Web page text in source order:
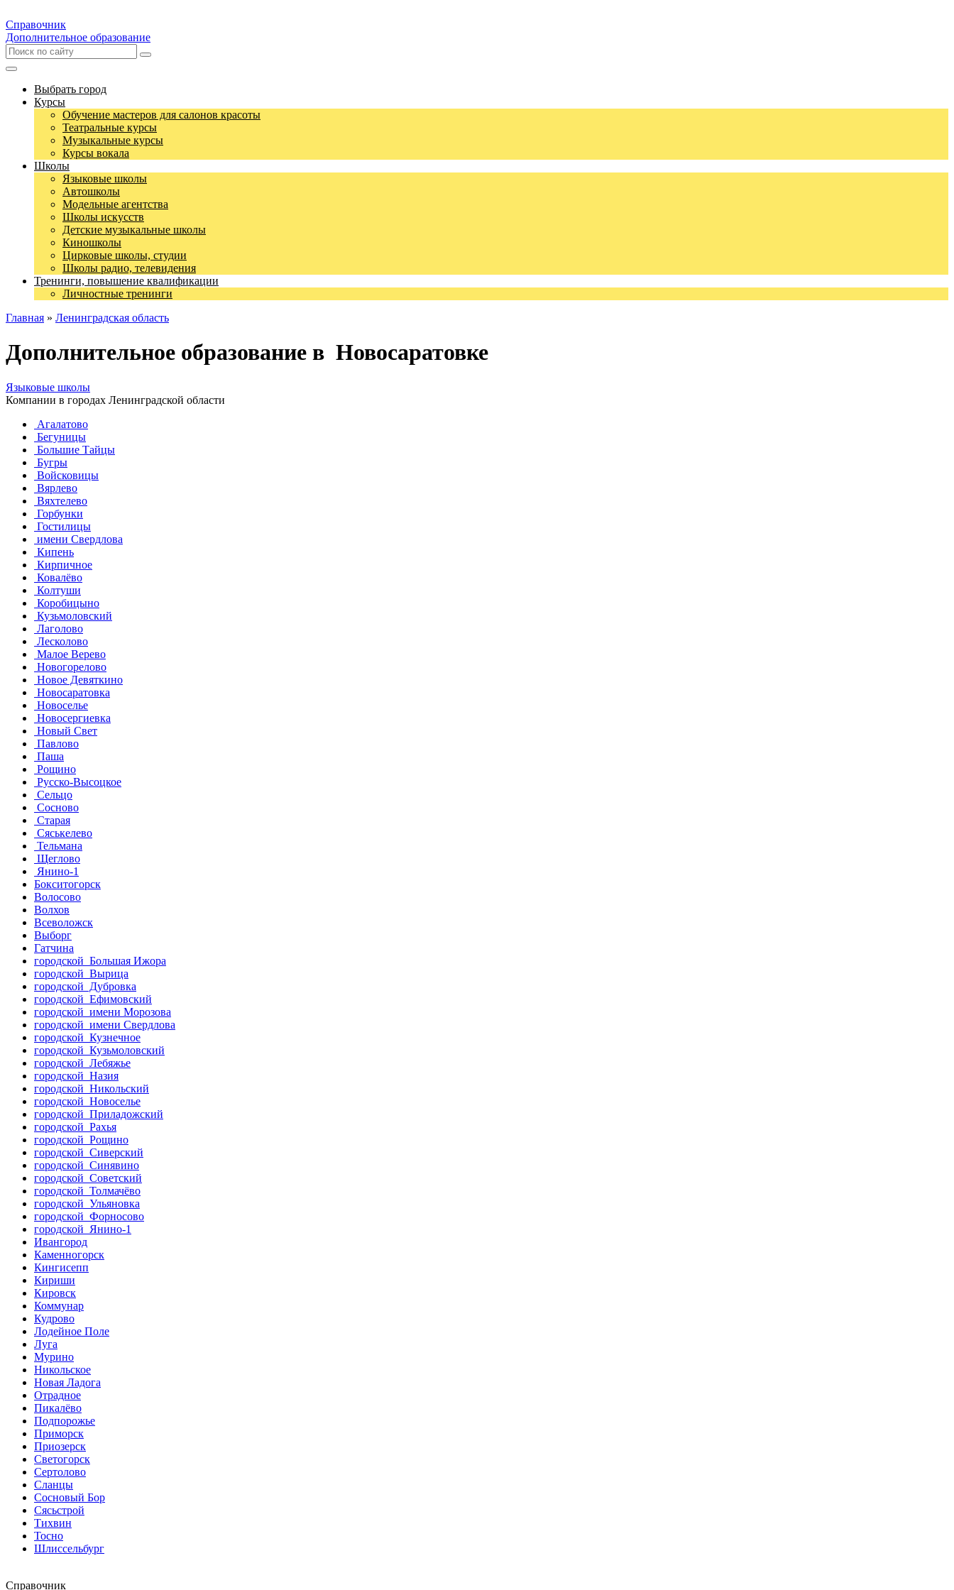
Справочник
Дополнительное образование
Выбрать город
Курсы
Обучение мастеров для салонов красоты
Театральные курсы
Музыкальные курсы
Курсы вокала
Школы
Языковые школы
Автошколы
Модельные агентства
Школы искусств
Детские музыкальные школы
Киношколы
Цирковые школы, студии
Школы радио, телевидения
Тренинги, повышение квалификации
Личностные тренинги
Главная » Ленинградская область
Дополнительное образование в Новосаратовке
Языковые школы
Компании в городах Ленинградской области
Агалатово
Бегуницы
Большие Тайцы
Бугры
Войсковицы
Вярлево
Вяхтелево
Горбунки
Гостилицы
имени Свердлова
Кипень
Кирпичное
Ковалёво
Колтуши
Коробицыно
Кузьмоловский
Лаголово
Лесколово
Малое Верево
Новогорелово
Новое Девяткино
Новосаратовка
Новоселье
Новосергиевка
Новый Свет
Павлово
Паша
Рощино
Русско-Высоцкое
Сельцо
Сосново
Старая
Сяськелево
Тельмана
Щеглово
Янино-1
Бокситогорск
Волосово
Волхов
Всеволожск
Выборг
Гатчина
городской Большая Ижора
городской Вырица
городской Дубровка
городской Ефимовский
городской имени Морозова
городской имени Свердлова
городской Кузнечное
городской Кузьмоловский
городской Лебяжье
городской Назия
городской Никольский
городской Новоселье
городской Приладожский
городской Рахья
городской Рощино
городской Сиверский
городской Синявино
городской Советский
городской Толмачёво
городской Ульяновка
городской Форносово
городской Янино-1
Ивангород
Каменногорск
Кингисепп
Кириши
Кировск
Коммунар
Кудрово
Лодейное Поле
Луга
Мурино
Никольское
Новая Ладога
Отрадное
Пикалёво
Подпорожье
Приморск
Приозерск
Светогорск
Сертолово
Сланцы
Сосновый Бор
Сясьстрой
Тихвин
Тосно
Шлиссельбург
Справочник